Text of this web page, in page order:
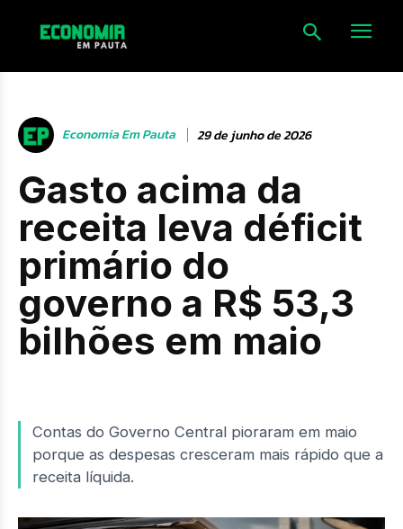
Economia Em Pauta 29 de junho de 2026
Gasto acima da
receita leva déficit
primário do
governo a R$ 53,3
bilhões em maio
Contas do Governo Central pioraram em maio
porque as despesas cresceram mais rápido que a
receita líquida.